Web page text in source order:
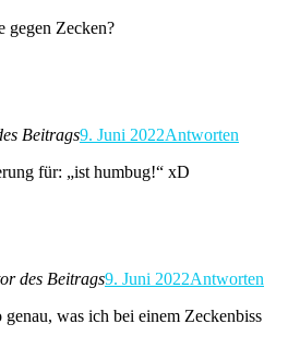
gegen Zecken?
Beitrags9. Juni 2022Antworten
für: „ist humbug!“ xD
des Beitrags9. Juni 2022Antworten
was ich bei einem Zeckenbiss